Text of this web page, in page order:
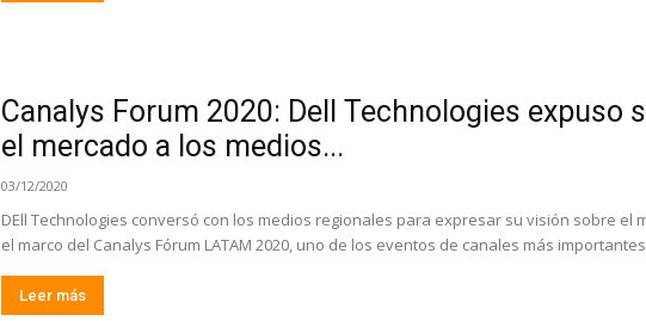
Canalys Forum 2020: Dell Technologies expuso
el mercado a los medios...
03/12/2020
DEll Technologies conversó con los medios regionales para expresar su visión sobre el
el marco del Canalys Fórum LATAM 2020, uno de los eventos de canales más
Leer más